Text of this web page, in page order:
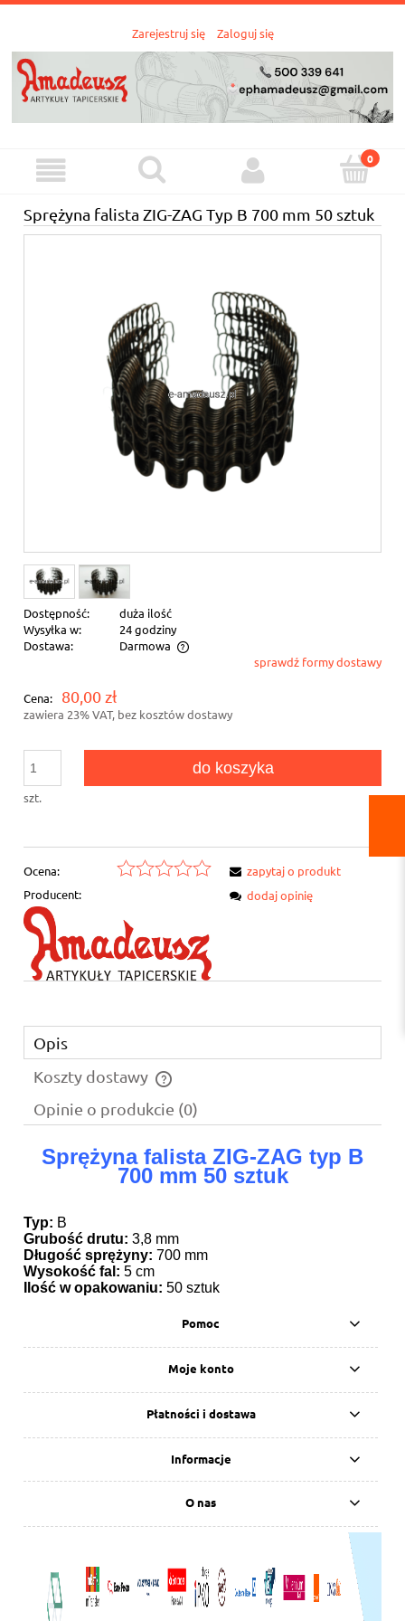
Zarejestruj się Zaloguj się
Sprężyna falista ZIG-ZAG Typ B 700 mm 50 sztuk
Dostępność:
duża ilość
Wysyłka w:
24 godziny
Dostawa:
Darmowa
Cena nie zawiera ewentualnych kosztów płatnościsprawdź formy dostawy
Cena: 80,00 zł
zawiera 23% VAT, bez kosztów dostawy
szt.
do koszyka
Ocena:
Producent:
zapytaj o produkt
dodaj opinię
Opis
Koszty dostawy
Cena nie zawiera ewentualnych kosztów płatności
Opinie o produkcie (0)
Sprężyna falista ZIG-ZAG typ B
700 mm 50 sztuk
Typ: B
Grubość drutu: 3,8 mm
Długość sprężyny: 700 mm
Wysokość fal: 5 cm
Ilość w opakowaniu: 50 sztuk
Pomoc
Moje konto
Płatności i dostawa
Informacje
O nas